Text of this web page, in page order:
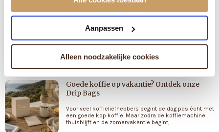
Aanpassen
Alleen noodzakelijke cookies
kopje koffie hoog kunt houden.
NIEUWS & UPDATES
Goede koffie op vakantie? Ontdek onze
Drip Bags
Voor veel koffieliefhebbers begint de dag pas écht met
een goede kop koffie. Maar zodra de koffiemachine
thuisblijft en de zomervakantie begint,...